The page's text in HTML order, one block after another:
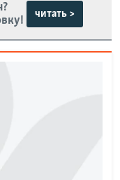
читать >